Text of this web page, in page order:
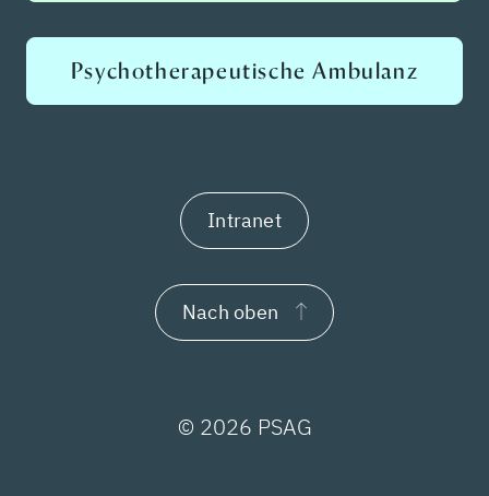
Psychotherapeutische Ambulanz
Intranet
Nach oben
© 2026 PSAG